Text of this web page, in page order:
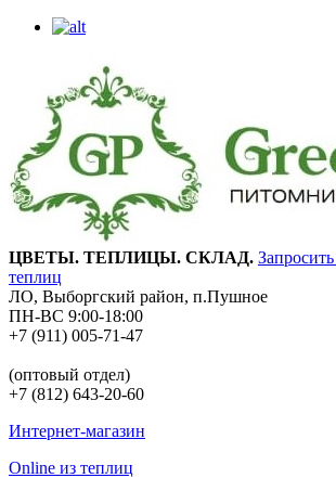
ЦВЕТЫ. ТЕПЛИЦЫ. СКЛАД.
теплиц
ЛО, Выборгский район, п.Пушное
ПН-ВС 9:00-18:00
+7 (911) 005-71-47
(оптовый отдел)
+7 (812) 643-20-60
Интернет-магазин
Online из теплиц